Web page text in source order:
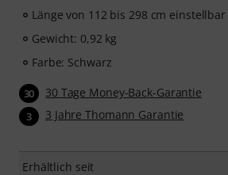
Länge von 112 bis 298 cm einstellbar
Gewicht: 0,92 kg
Farbe: Schwarz
30 30 Tage Money-Back-Garantie
3 3 Jahre Thomann Garantie
Erhältlich seit